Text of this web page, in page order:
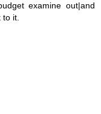
examine out|and
it.